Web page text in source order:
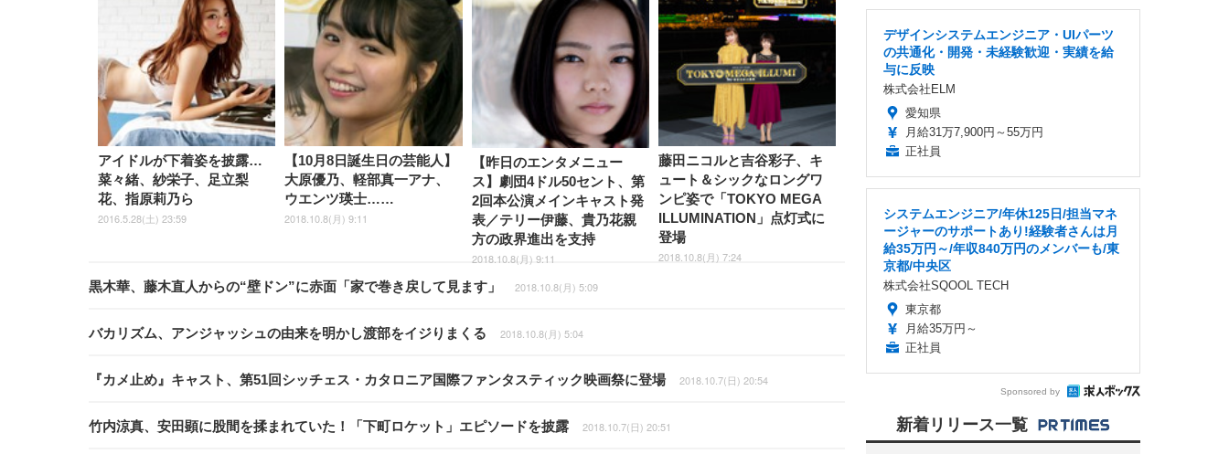
アイドルが下着姿を披露…
菜々緒、紗栄子、足立梨
花、指原莉乃ら
2016.5.28(土) 23:59
【10月8日誕生日の芸能人】
大原優乃、軽部真一アナ、
ウエンツ瑛士……
2018.10.8(月) 9:11
【昨日のエンタメニュー
ス】劇団4ドル50セント、第
2回本公演メインキャスト発
表／テリー伊藤、貴乃花親
方の政界進出を支持
2018.10.8(月) 9:11
藤田ニコルと吉谷彩子、キ
ュート＆シックなロングワ
ンピ姿で「TOKYO MEGA
ILLUMINATION」点灯式に
登場
2018.10.8(月) 7:24
黒木華、藤木直人からの“壁ドン”に赤面「家で巻き戻して見ます」 2018.10.8(月) 5:09
バカリズム、アンジャッシュの由来を明かし渡部をイジりまくる 2018.10.8(月) 5:04
『カメ止め』キャスト、第51回シッチェス・カタロニア国際ファンタスティック映画祭に登場 2018.10.7(日) 20:54
竹内涼真、安田顕に股間を揉まれていた！「下町ロケット」エピソードを披露 2018.10.7(日) 20:51
デザインシステムエンジニア・UIパーツ
の共通化・開発・未経験歓迎・実績を給
与に反映
株式会社ELM
愛知県
月給31万7,900円～55万円
正社員
システムエンジニア/年休125日/担当マネ
ージャーのサポートあり!経験者さんは月
給35万円～/年収840万円のメンバーも/東
京都/中央区
株式会社SQOOL TECH
東京都
月給35万円～
正社員
Sponsored by
新着リリース一覧